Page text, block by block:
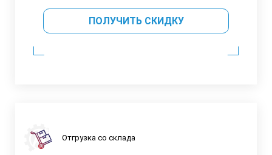
ПОЛУЧИТЬ СКИДКУ
Отгрузка со склада